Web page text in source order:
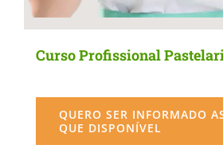
Curso Profissional
QUERO SER INFORMADO
QUE DISPONÍVEL